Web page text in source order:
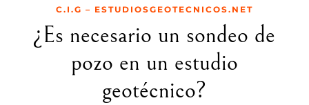
C.I.G – ESTUDIOSGEOTECNICOS.NET
¿Es necesario un sondeo de
pozo en un estudio
geotécnico?